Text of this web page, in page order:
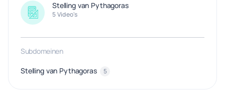
Stelling van Pythagoras
5 Video's
Subdomeinen
Stelling van Pythagoras 5